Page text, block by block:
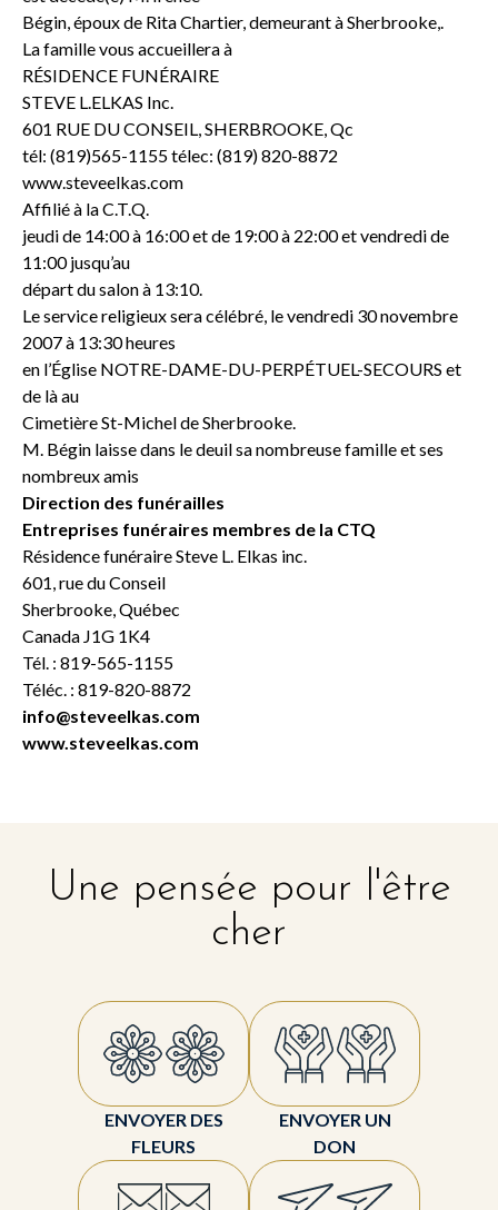
Bégin, époux de Rita Chartier, demeurant à Sherbrooke,.
La famille vous accueillera à
RÉSIDENCE FUNÉRAIRE
STEVE L.ELKAS Inc.
601 RUE DU CONSEIL, SHERBROOKE, Qc
tél: (819)565-1155 télec: (819) 820-8872
www.steveelkas.com
Affilié à la C.T.Q.
jeudi de 14:00 à 16:00 et de 19:00 à 22:00 et vendredi de
11:00 jusqu’au
départ du salon à 13:10.
Le service religieux sera célébré, le vendredi 30 novembre
2007 à 13:30 heures
en l’Église NOTRE-DAME-DU-PERPÉTUEL-SECOURS et
de là au
Cimetière St-Michel de Sherbrooke.
M. Bégin laisse dans le deuil sa nombreuse famille et ses
nombreux amis
Direction des funérailles
Entreprises funéraires membres de la CTQ
Résidence funéraire Steve L. Elkas inc.
601, rue du Conseil
Sherbrooke, Québec
Canada J1G 1K4
Tél. : 819-565-1155
Téléc. : 819-820-8872
info@steveelkas.com
www.steveelkas.com
Une pensée pour l'être
cher
ENVOYER DES
FLEURS
ENVOYER UN
DON